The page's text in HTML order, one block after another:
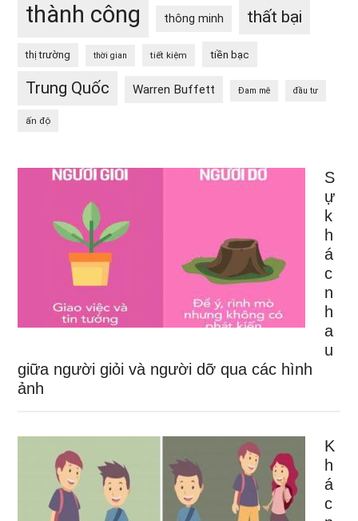
thành công thông minh thất bại
thị trường thời gian tiết kiệm tiền bạc
Trung Quốc Warren Buffett Đam mê đầu tư
ấn độ
S
ự
k
h
á
c
n
h
a
u
giữa người giỏi và người dỡ qua các hình
ảnh
K
h
á
c